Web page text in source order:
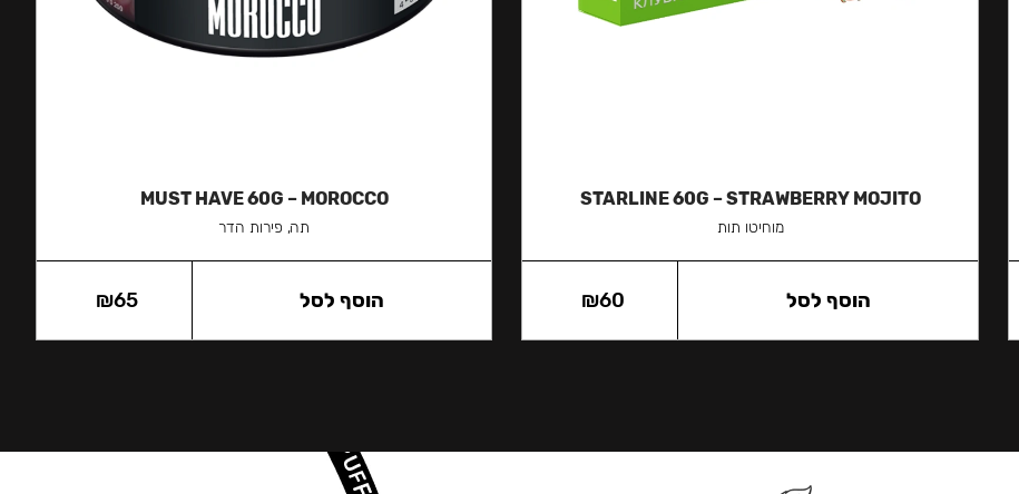
STARLINE 60G – STRAWBERRY MOJITO
מוחיטו תות
₪60 הוסף לסל
MUST HAVE 60G – MOROCCO
תה, פירות הדר
₪65 הוסף לסל